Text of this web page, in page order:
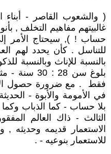
( والشعوب القاصر - أبناء
غالبيتهم مفاهيم التخلف ,
حساب ! ), سيحتاج الأمر
للتناسل . كأن يحدد لهم
بالنسبة للإناث وبالنسبة
بلوغ سن 28
فقط . مع ضرورة حصول
في الأمومة والأبوة -
بلا حساب - كما الذباب
الثالث - ذاك العالم
الاستعمار قديمه وحديثه ,
للاستعمار بنوعيه - .